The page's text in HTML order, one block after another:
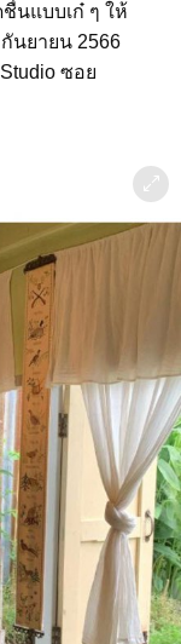
นแบบเก๋ ๆ ให้
นยายน 2566
ซอย